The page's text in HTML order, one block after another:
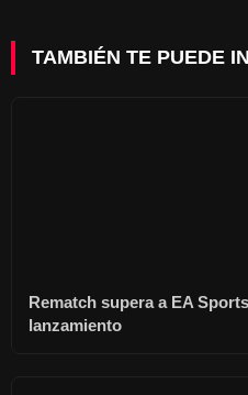
TAMBIÉN TE PUEDE
Rematch supera a EA
lanzamiento